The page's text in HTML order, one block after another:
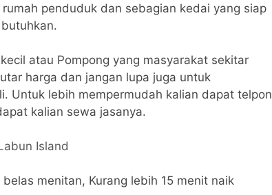
penduduk dan sebagian kedai yang siap
atau Pompong yang masyarakat sekitar
harga dan jangan lupa juga untuk
Untuk lebih mempermudah kalian dapat telpon
kalian sewa jasanya.
Island
menitan, Kurang lebih 15 menit naik